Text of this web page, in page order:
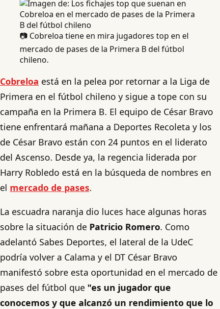
📷 Cobreloa tiene en mira jugadores top en el
mercado de pases de la Primera B del fútbol
chileno.
Cobreloa está en la pelea por retornar a la Liga de
Primera en el fútbol chileno y sigue a tope con su
campaña en la Primera B. El equipo de César Bravo
tiene enfrentará mañana a Deportes Recoleta y los
de César Bravo están con 24 puntos en el liderato
del Ascenso. Desde ya, la regencia liderada por
Harry Robledo está en la búsqueda de nombres en
el mercado de pases.
La escuadra naranja dio luces hace algunas horas
sobre la situación de Patricio Romero. Como
adelantó Sabes Deportes, el lateral de la UdeC
podría volver a Calama y el DT César Bravo
manifestó sobre esta oportunidad en el mercado de
pases del fútbol que "es un jugador que
conocemos y que alcanzó un rendimiento que lo